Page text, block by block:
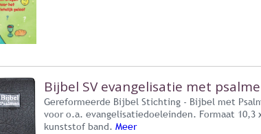
Bijbel SV evangelisatie met
Gereformeerde Bijbel Stichting - Bijbel met
voor o.a. evangelisatiedoeleinden. Formaat 10,3
kunststof band. Meer